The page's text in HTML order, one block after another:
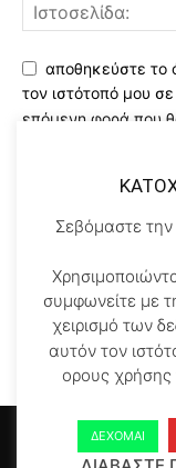
αποθηκεύστε το
τον ιστότοπό μου
επόμενη φορά που
αποθήκευση και
τον
μας*
Αρχικη KATOHIKA NEA
Σεβόμαστε την
συμφωνείτε με
χειρισμό των
αυτόν τον
ορους χρήσης
ΔΕΧΟΜΑΙ